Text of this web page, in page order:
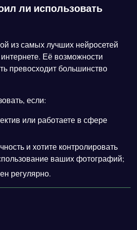
ли использовать
из самых лучших нейросетей
Её возможности
превосходит большинство
если:
или работаете в сфере
и хотите контролировать
ваших фотографий;
регулярно.